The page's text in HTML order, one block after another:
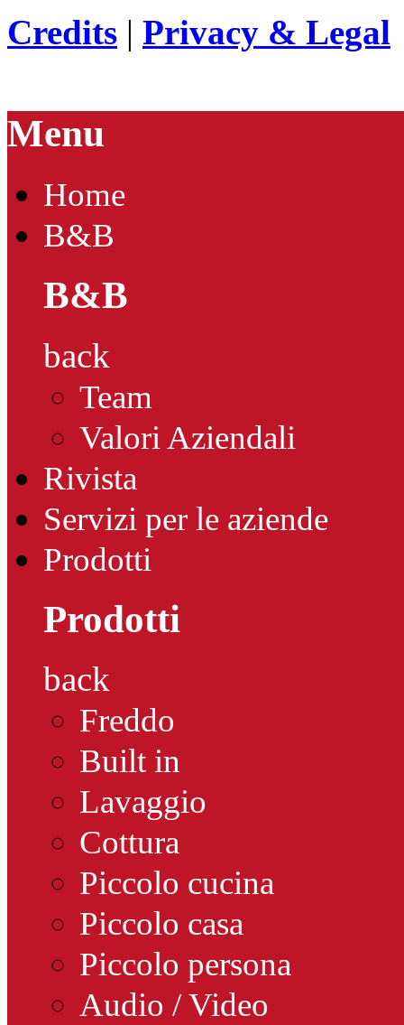
Credits | Privacy & Legal
Menu
Home
B&B
B&B
back
Team
Valori Aziendali
Rivista
Servizi per le aziende
Prodotti
Prodotti
back
Freddo
Built in
Lavaggio
Cottura
Piccolo cucina
Piccolo casa
Piccolo persona
Audio / Video